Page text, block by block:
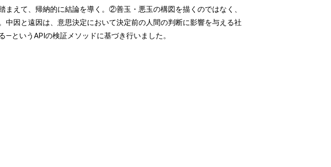
えて、帰納的に結論を導く。②善玉・悪玉の構図を描くのではなく、
因と遠因は、意思決定において決定前の人間の判断に影響を与える社
というAPIの検証メソッドに基づき行いました。